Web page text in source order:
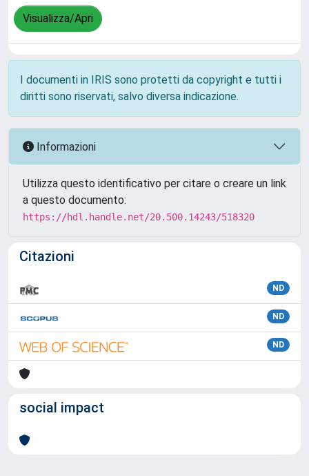
Visualizza/Apri
I documenti in IRIS sono protetti da copyright e tutti i
diritti sono riservati, salvo diversa indicazione.
Informazioni
Utilizza questo identificativo per citare o creare un link
a questo documento:
https://hdl.handle.net/20.500.14243/518320
Citazioni
ND
ND
ND
social impact